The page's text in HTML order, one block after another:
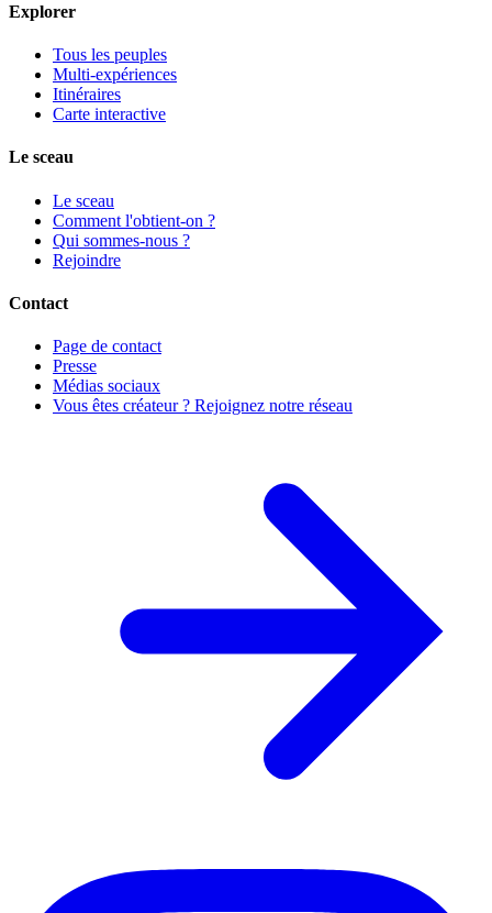
Explorer
Tous les peuples
Multi-expériences
Itinéraires
Carte interactive
Le sceau
Le sceau
Comment l'obtient-on ?
Qui sommes-nous ?
Rejoindre
Contact
Page de contact
Presse
Médias sociaux
Vous êtes créateur ? Rejoignez notre réseau